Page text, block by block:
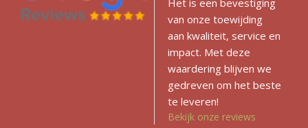
van onze toewijding
aan kwaliteit, service en
impact. Met deze
waardering blijven we
gedreven om het beste
te leveren!
Bekijk onze reviews